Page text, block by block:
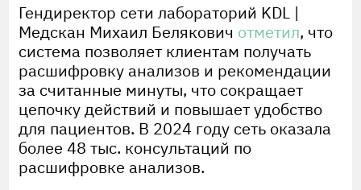
Гендиректор сети лабораторий KDL |
Медскан Михаил Белякович отметил, что
система позволяет клиентам получать
расшифровку анализов и рекомендации
за считанные минуты, что сокращает
цепочку действий и повышает удобство
для пациентов. В 2024 году сеть оказала
более 48 тыс. консультаций по
расшифровке анализов.